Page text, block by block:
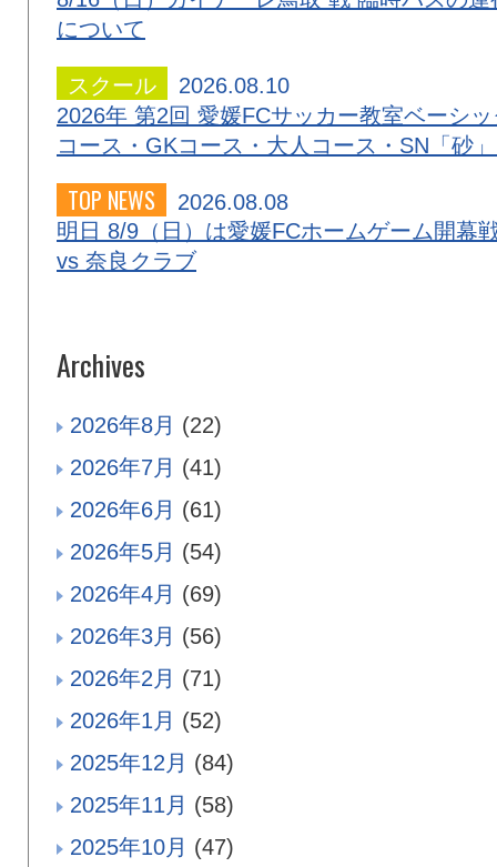
について
スクール
2026.08.10
2026年 第2回 愛媛FCサッカー教室ベーシッ
コース・GKコース・大人コース・SN「砂
TOP NEWS
2026.08.08
明日 8/9（日）は愛媛FCホームゲーム開幕
vs 奈良クラブ
Archives
2026年8月 (22)
2026年7月 (41)
2026年6月 (61)
2026年5月 (54)
2026年4月 (69)
2026年3月 (56)
2026年2月 (71)
2026年1月 (52)
2025年12月 (84)
2025年11月 (58)
2025年10月 (47)